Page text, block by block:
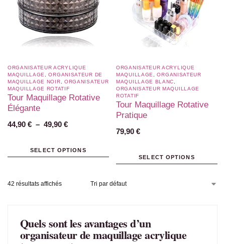
ORGANISATEUR ACRYLIQUE
MAQUILLAGE
,ORGANISATEUR DE
MAQUILLAGE NOIR
ORGANISATEUR
MAQUILLAGE ROTATIF​
Tour Maquillage Rotative
Élégante
44,90 € – 49,90 €
SELECT OPTIONS
ORGANISATEUR ACRYLIQUE
MAQUILLAGE
,ORGANISATEUR
MAQUILLAGE BLANC​
ORGANISATEUR MAQUILLAGE
ROTATIF​
Tour Maquillage Rotative
Pratique
79,90 €
SELECT OPTIONS
42 résultats affichés
Quels sont les avantages d’un
organisateur de maquillage acrylique